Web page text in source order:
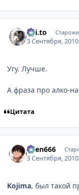
Kai.to
3 Сентября, 2010
Угу. Лучше.
А фраза про алко-
Цитата
oven666
3 Сентября, 2010
Kojima, был такой